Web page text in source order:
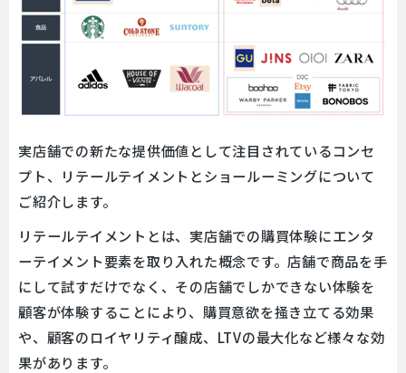
実店舗での新たな提供価値として注目されているコンセ
プト、リテールテイメントとショールーミングについて
ご紹介します。
リテールテイメントとは、実店舗での購買体験にエンタ
ーテイメント要素を取り入れた概念です。店舗で商品を手
にして試すだけでなく、その店舗でしかできない体験を
顧客が体験することにより、購買意欲を掻き立てる効果
や、顧客のロイヤリティ醸成、LTVの最大化など様々な効
果があります。